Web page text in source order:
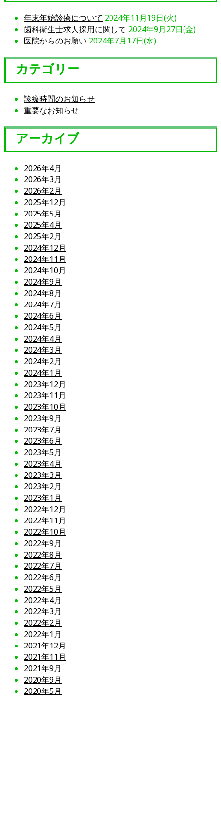
年末年始診療について 2024年11月19日(火)
歯科衛生士求人採用に関して 2024年9月27日(金)
医院からのお願い 2024年7月17日(水)
カテゴリー
診療時間のお知らせ
重要なお知らせ
アーカイブ
2026年4月
2026年3月
2026年2月
2025年12月
2025年5月
2025年4月
2025年2月
2024年12月
2024年11月
2024年10月
2024年9月
2024年8月
2024年7月
2024年6月
2024年5月
2024年4月
2024年3月
2024年2月
2024年1月
2023年12月
2023年11月
2023年10月
2023年9月
2023年7月
2023年6月
2023年5月
2023年4月
2023年3月
2023年2月
2023年1月
2022年12月
2022年11月
2022年10月
2022年9月
2022年8月
2022年7月
2022年6月
2022年5月
2022年4月
2022年3月
2022年2月
2022年1月
2021年12月
2021年11月
2021年9月
2020年9月
2020年5月